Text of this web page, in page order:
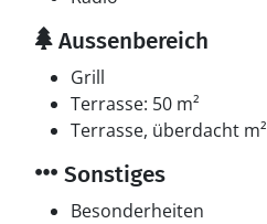
Aussenbereich
Grill
Terrasse: 50 m²
Terrasse, überdacht m²
Sonstiges
Besonderheiten